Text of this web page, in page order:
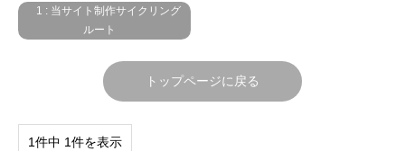
1 : 当サイト制作サイクリング
ルート
トップページに戻る
1件中 1件を表示